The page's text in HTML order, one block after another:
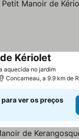
aquecida no jardimVer
Kériolet
Concarneau, a 9.9 km de
ver os preços